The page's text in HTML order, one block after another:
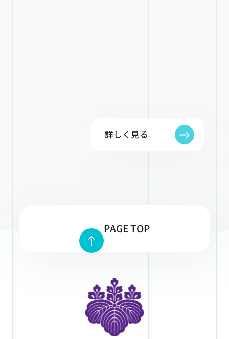
詳しく見る
PAGE TOP